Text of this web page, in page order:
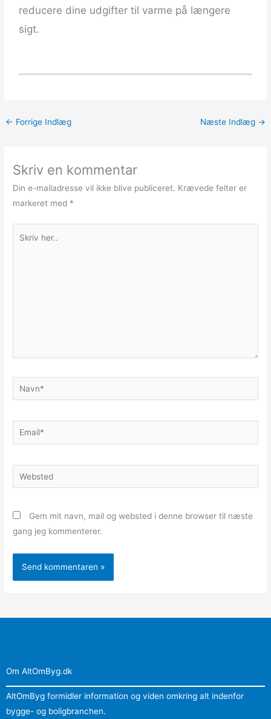
reducere dine udgifter til varme på længere
sigt.
← Forrige Indlæg Næste Indlæg →
Skriv en kommentar
Din e-mailadresse vil ikke blive publiceret. Krævede felter er
markeret med *
Navn*
Email*
Websted
Gem mit navn, mail og websted i denne browser til næste
gang jeg kommenterer.
Om AltOmByg.dk
AltOmByg formidler information og viden omkring alt indenfor
bygge- og boligbranchen.